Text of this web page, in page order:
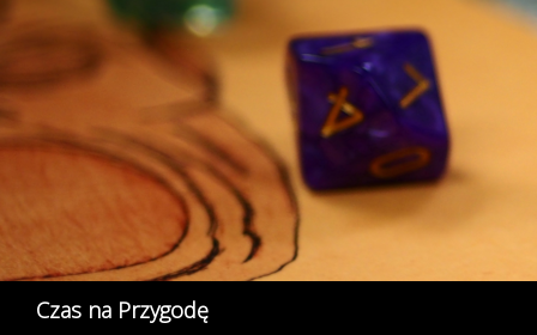
treści
Czas na Przygodę